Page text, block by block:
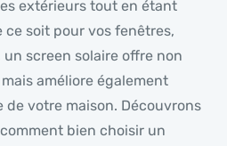
extérieurs tout en étant
ce soit pour vos fenêtres,
screen solaire offre non
améliore également
de votre maison. Découvrons
bien choisir un